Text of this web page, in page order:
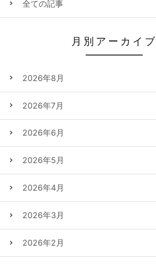
全ての記事
月別アーカイブ
2026年8月
2026年7月
2026年6月
2026年5月
2026年4月
2026年3月
2026年2月